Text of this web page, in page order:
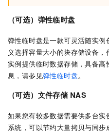
（可选）弹性临时盘
弹性临时盘是一款可灵活随实
义选择容量大小的块存储设备
实例提供临时数据存储，具备
息，请参见弹性临时盘。
（可选）文件存储 NAS
如果您有较多数据需要供多台实
系统，可以节约大量拷贝与同步